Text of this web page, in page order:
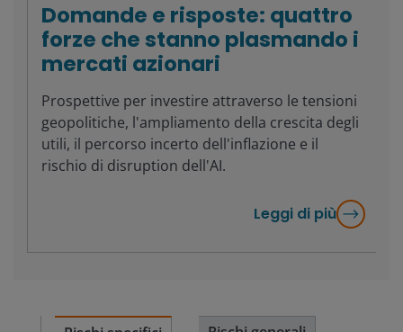
Domande e risposte: quattro
forze che stanno plasmando i
mercati azionari
Prospettive per investire attraverso le tensioni
geopolitiche, l'ampliamento della crescita degli
utili, il percorso incerto dell'inflazione e il
rischio di disruption dell'AI.
Leggi di più